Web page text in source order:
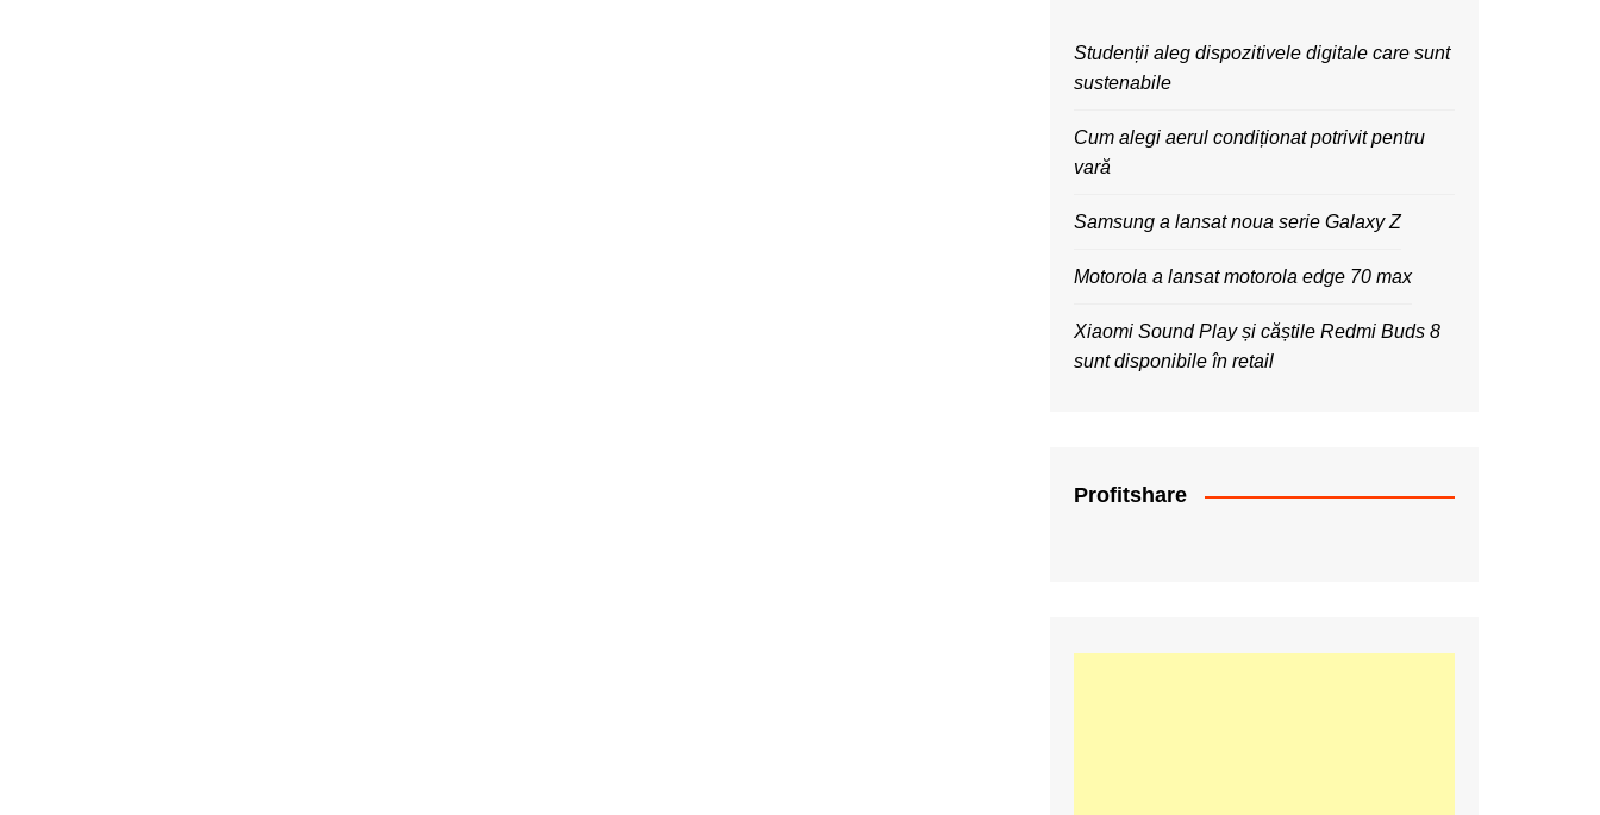
Studenții aleg dispozitivele digitale care sunt
sustenabile
Cum alegi aerul condiționat potrivit pentru
vară
Samsung a lansat noua serie Galaxy Z
Motorola a lansat motorola edge 70 max
Xiaomi Sound Play și căștile Redmi Buds 8
sunt disponibile în retail
Profitshare